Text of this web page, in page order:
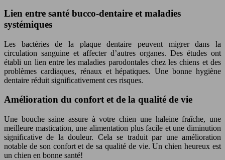
Lien entre santé bucco-dentaire et maladies
systémiques
Les bactéries de la plaque dentaire peuvent migrer dans la
circulation sanguine et affecter d’autres organes. Des études ont
établi un lien entre les maladies parodontales chez les chiens et des
problèmes cardiaques, rénaux et hépatiques. Une bonne hygiène
dentaire réduit significativement ces risques.
Amélioration du confort et de la qualité de vie
Une bouche saine assure à votre chien une haleine fraîche, une
meilleure mastication, une alimentation plus facile et une diminution
significative de la douleur. Cela se traduit par une amélioration
notable de son confort et de sa qualité de vie. Un chien heureux est
un chien en bonne santé!